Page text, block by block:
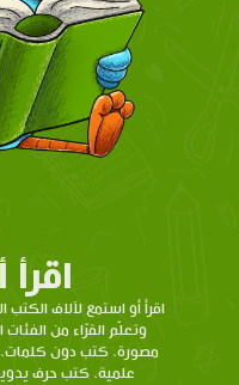
اقرأ أو استمع لآلاف
وتعلّم القرّاء من
مصورة، كتب دون
علمية، كتب حرف